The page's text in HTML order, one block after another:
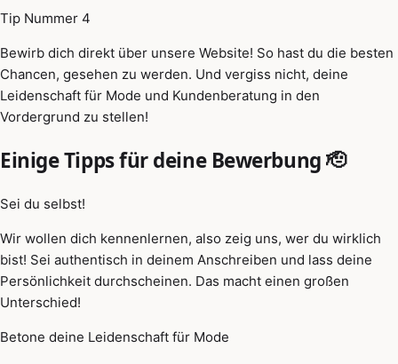
Tip Nummer 4
Bewirb dich direkt über unsere Website! So hast du die besten
Chancen, gesehen zu werden. Und vergiss nicht, deine
Leidenschaft für Mode und Kundenberatung in den
Vordergrund zu stellen!
Einige Tipps für deine Bewerbung 🫡
Sei du selbst!
Wir wollen dich kennenlernen, also zeig uns, wer du wirklich
bist! Sei authentisch in deinem Anschreiben und lass deine
Persönlichkeit durchscheinen. Das macht einen großen
Unterschied!
Betone deine Leidenschaft für Mode